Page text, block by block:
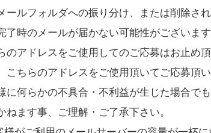
ールフォルダへの振り分け、または削除され
了時のメールが届かない可能性がございます
のアドレスをご使用してのご応募はお止め
こちらのアドレスをご使用頂いてご応募頂い
に何らかの不具合・不利益が生じた場合で
ねます事、ご理解・ご了承下さい。